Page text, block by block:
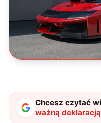
Chcesz czytać
ważną